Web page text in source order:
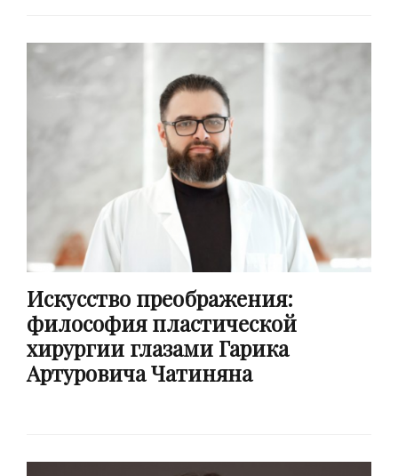
Искусство преображения:
философия пластической
хирургии глазами Гарика
Артуровича Чатиняна